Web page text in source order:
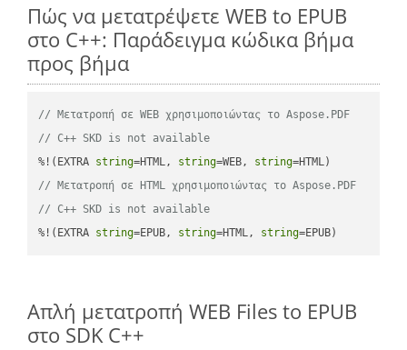
Πώς να μετατρέψετε WEB to EPUB
στο C++: Παράδειγμα κώδικα βήμα
προς βήμα
// Μετατροπή σε WEB χρησιμοποιώντας το Aspose.PDF
// C++ SKD is not available
%!(EXTRA string=HTML, string=WEB, string
// Μετατροπή σε HTML χρησιμοποιώντας το Aspose.PDF
// C++ SKD is not available
%!(EXTRA string=EPUB, string=HTML, string=EPUB)
Απλή μετατροπή WEB Files to EPUB
στο SDK C++